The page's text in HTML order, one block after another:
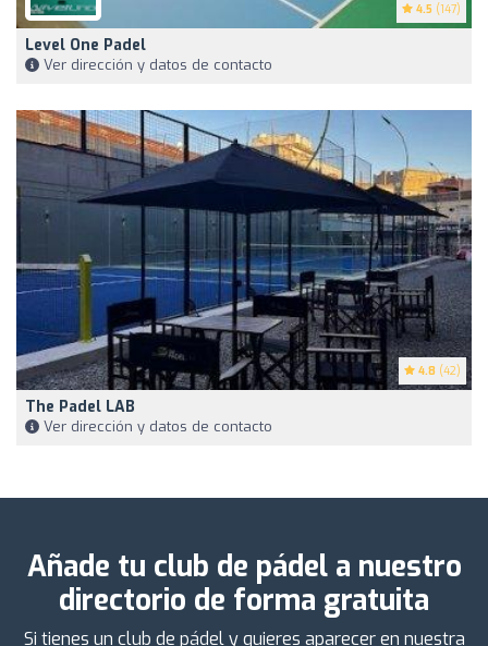
4.5 (147)
Level One Padel
Ver dirección y datos de contacto
4.8 (42)
The Padel LAB
Ver dirección y datos de contacto
Añade tu club de pádel a nuestro
directorio de forma gratuita
Si tienes un club de pádel y quieres aparecer en nuestra